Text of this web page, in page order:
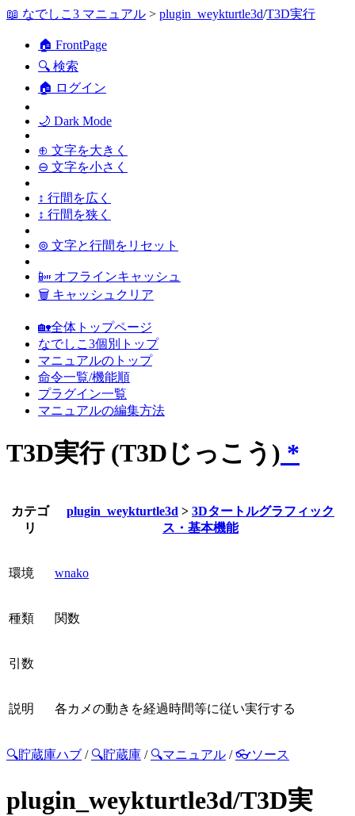
📖 なでしこ3 マニュアル > plugin_weykturtle3d/T3D実行
🏠 FrontPage
🔍 検索
🏠 ログイン
🌙 Dark Mode
⊕ 文字を大きく
⊖ 文字を小さく
↕ 行間を広く
↕ 行間を狭く
⊚ 文字と行間をリセット
📴 オフラインキャッシュ
🗑 キャッシュクリア
🏡全体トップページ
なでしこ3個別トップ
マニュアルのトップ
命令一覧/機能順
プラグイン一覧
マニュアルの編集方法
T3D実行 (T3Dじっこう) *
カテゴ
リ
plugin_weykturtle3d > 3Dタートルグラフィック
ス・基本機能
環境 wnako
種類 関数
引数
説明 各カメの動きを経過時間等に従い実行する
🔍貯蔵庫ハブ / 🔍貯蔵庫 / 🔍マニュアル /👓ソース
plugin_weykturtle3d/T3D実